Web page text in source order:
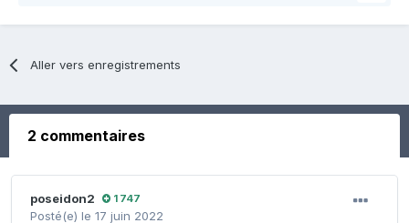
Aller vers enregistrements
2 commentaires
poseidon2 1 747
Posté(e) le 17 juin 2022